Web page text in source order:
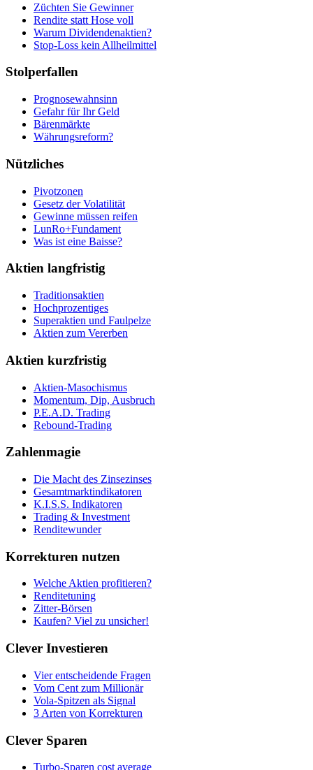
Züchten Sie Gewinner
Rendite statt Hose voll
Warum Dividendenaktien?
Stop-Loss kein Allheilmittel
Stolperfallen
Prognosewahnsinn
Gefahr für Ihr Geld
Bärenmärkte
Währungsreform?
Nützliches
Pivotzonen
Gesetz der Volatilität
Gewinne müssen reifen
LunRo+Fundament
Was ist eine Baisse?
Aktien langfristig
Traditionsaktien
Hochprozentiges
Superaktien und Faulpelze
Aktien zum Vererben
Aktien kurzfristig
Aktien-Masochismus
Momentum, Dip, Ausbruch
P.E.A.D. Trading
Rebound-Trading
Zahlenmagie
Die Macht des Zinsezinses
Gesamtmarktindikatoren
K.I.S.S. Indikatoren
Trading & Investment
Renditewunder
Korrekturen nutzen
Welche Aktien profitieren?
Renditetuning
Zitter-Börsen
Kaufen? Viel zu unsicher!
Clever Investieren
Vier entscheidende Fragen
Vom Cent zum Millionär
Vola-Spitzen als Signal
3 Arten von Korrekturen
Clever Sparen
Turbo-Sparen cost average